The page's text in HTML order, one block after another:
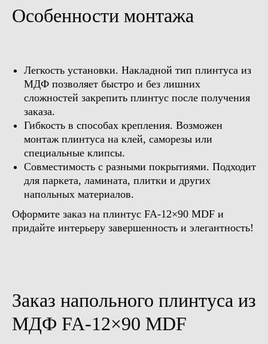
Особенности монтажа
Легкость установки. Накладной тип плинтуса из
МДФ позволяет быстро и без лишних
сложностей закрепить плинтус после получения
заказа.
Гибкость в способах крепления. Возможен
монтаж плинтуса на клей, саморезы или
специальные клипсы.
Совместимость с разными покрытиями. Подходит
для паркета, ламината, плитки и других
напольных материалов.
Оформите заказ на плинтус FA-12×90 MDF и
придайте интерьеру завершенность и элегантность!
Заказ напольного плинтуса из
МДФ FA-12×90 MDF
Доверьте отделку вашего
интерьера профессионалам
Просто оставьте свой номер телефона,
а мы поможем с выбором, с учётом ваших
пожеланий